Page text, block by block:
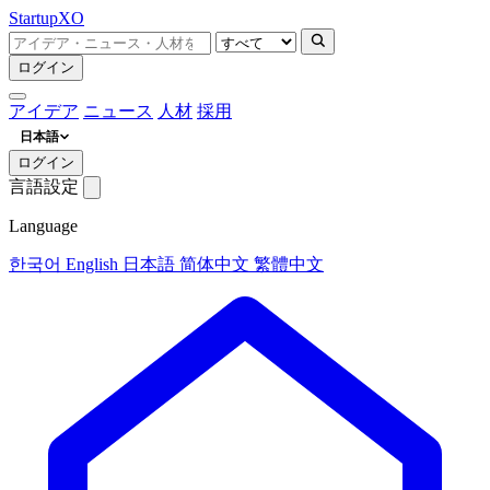
StartupXO
ログイン
アイデア ニュース 人材 採用
日本語
ログイン
言語設定
Language
한국어 English 日本語 简体中文 繁體中文